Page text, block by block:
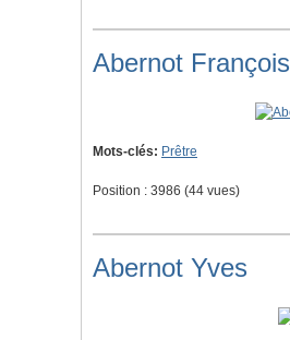
Abernot François
Mots-clés: Prêtre
Position : 3986 (44 vues)
Abernot Yves